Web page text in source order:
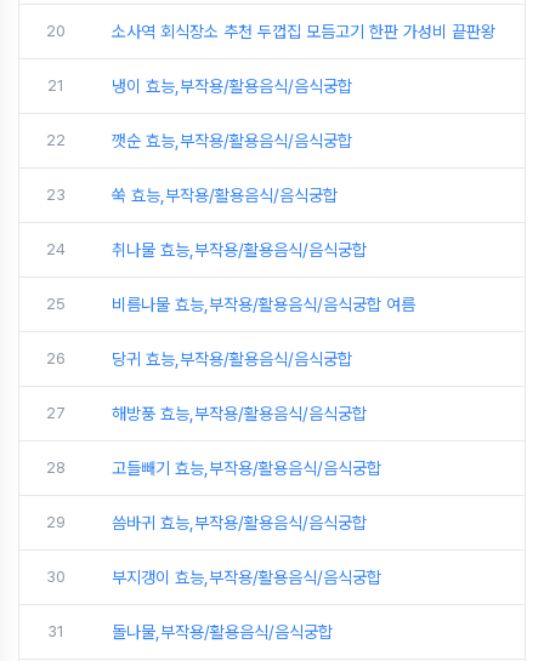
20 소사역 회식장소 추천 두껍집 모듬고기 한판 가성비 끝판왕
21 냉이 효능,부작용/활용음식/음식궁합
22 깻순 효능,부작용/활용음식/음식궁합
23 쑥 효능,부작용/활용음식/음식궁합
24 취나물 효능,부작용/활용음식/음식궁합
25 비름나물 효능,부작용/활용음식/음식궁합 여름
26 당귀 효능,부작용/활용음식/음식궁합
27 해방풍 효능,부작용/활용음식/음식궁합
28 고들빼기 효능,부작용/활용음식/음식궁합
29 씀바귀 효능,부작용/활용음식/음식궁합
30 부지갱이 효능,부작용/활용음식/음식궁합
31 돌나물,부작용/활용음식/음식궁합